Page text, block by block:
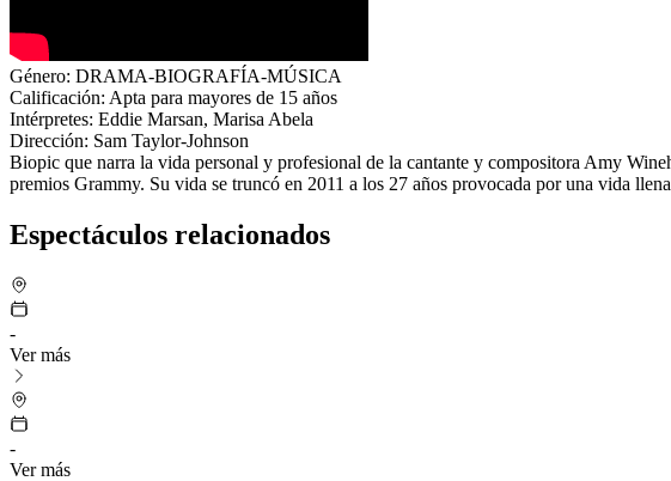
Género: DRAMA-BIOGRAFÍA-MÚSICA
Calificación: Apta para mayores de 15 años
Intérpretes: Eddie Marsan, Marisa Abela
Dirección: Sam Taylor-Johnson
Biopic que narra la vida personal y profesional de la cantante y compositora Amy
premios Grammy. Su vida se truncó en 2011 a los 27 años provocada por una vida
Espectáculos relacionados
-
Ver más
-
Ver más